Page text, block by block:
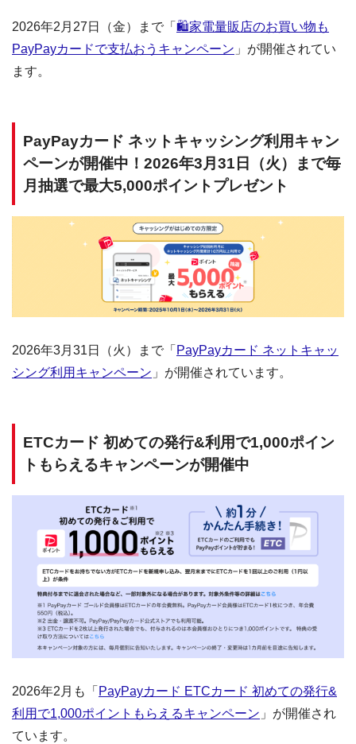
2026年2月27日（金）まで「 🛍️家電量販店のお買い物も
PayPayカードで支払おうキャンペーン 」が開催されてい
ます。
PayPayカード ネットキャッシング利用キャン
ペーンが開催中！2026年3月31日（火）まで毎
月抽選で最大5,000ポイントプレゼント
2026年3月31日（火）まで「 PayPayカード ネットキャッ
シング利用キャンペーン 」が開催されています。
ETCカード 初めての発行&利用で1,000ポイン
トもらえるキャンペーンが開催中
2026年2月も「 PayPayカード ETCカード 初めての発行&
利用で1,000ポイントもらえるキャンペーン 」が開催され
ています。